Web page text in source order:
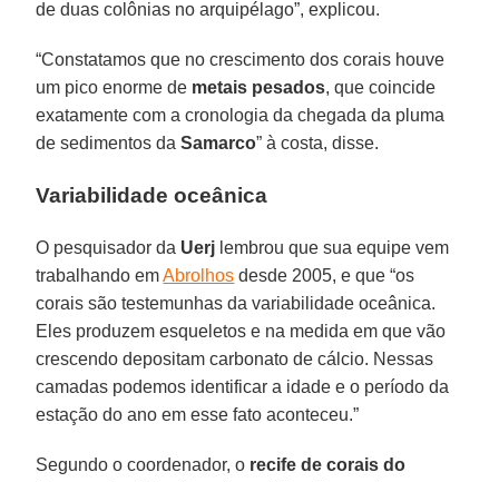
de duas colônias no arquipélago”, explicou.
“Constatamos que no crescimento dos corais houve
um pico enorme de metais pesados, que coincide
exatamente com a cronologia da chegada da pluma
de sedimentos daSamarco” à costa, disse.
Variabilidade oceânica
O pesquisador da Uerj lembrou que sua equipe vem
trabalhando emAbrolhos desde 2005, e que “os
corais são testemunhas da variabilidade oceânica.
Eles produzem esqueletos e na medida em que vão
crescendo depositam carbonato de cálcio. Nessas
camadas podemos identificar a idade e o período da
estação do ano em esse fato aconteceu.”
Segundo o coordenador, o recife de corais do